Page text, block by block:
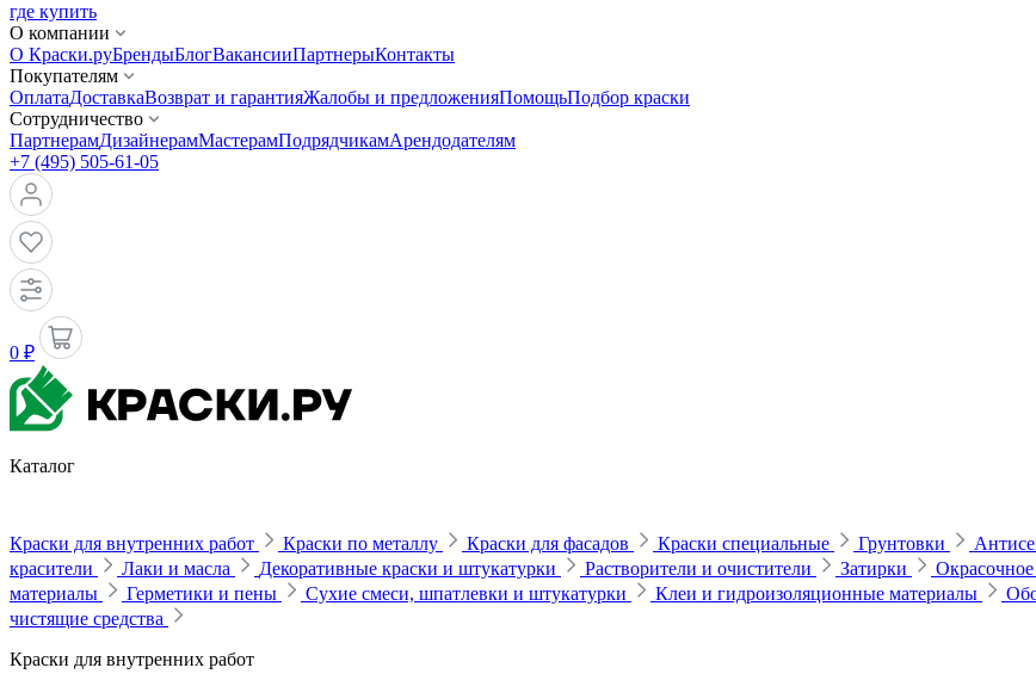
где купить
О компании
О Краски.руБрендыБлогВакансииПартнерыКонтакты
Покупателям
ОплатаДоставкаВозврат и гарантияЖалобы и предложенияПомощьПодбор краски
Сотрудничество
ПартнерамДизайнерамМастерамПодрядчикамАрендодателям
+7 (495) 505-61-05
0 ₽
Каталог
Краски для внутренних работ Краски по металлу Краски для фасадов Краски специальные Грунтовки
красители
Лаки и масла Декоративные краски и штукатурки Растворители и очистители Затирки
материалы
Герметики и пены Сухие смеси, шпатлевки и штукатурки Клеи и гидроизоляционные материалы
чистящие средства
Краски для внутренних работ